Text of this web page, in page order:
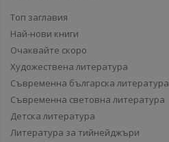
Топ заглавия
Най-нови книги
Очаквайте скоро
Художествена литература
Съвременна българска литература
Съвременна световна литература
Детска литература
Литература за тийнейджъри